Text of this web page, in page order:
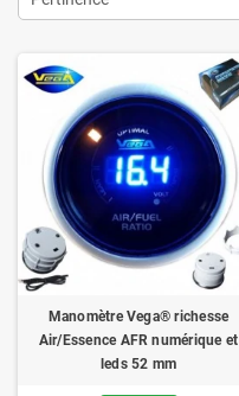
Manomètre Vega® richesse
Air/Essence AFR numérique et
leds 52 mm